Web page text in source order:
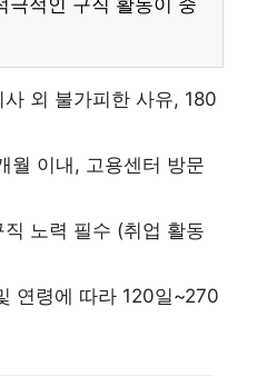
극적인 구직 활동이 중
사 외 불가피한 사유, 180
월 이내, 고용센터 방문
직 노력 필수 (취업 활동
연령에 따라 120일~270